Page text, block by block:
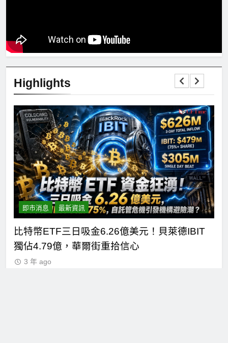
Highlights
即市消息 最新資訊
比特幣ETF三日吸金6.26億美元！貝萊德IBIT
獨佔4.79億，華爾街重拾信心
3 年 ago